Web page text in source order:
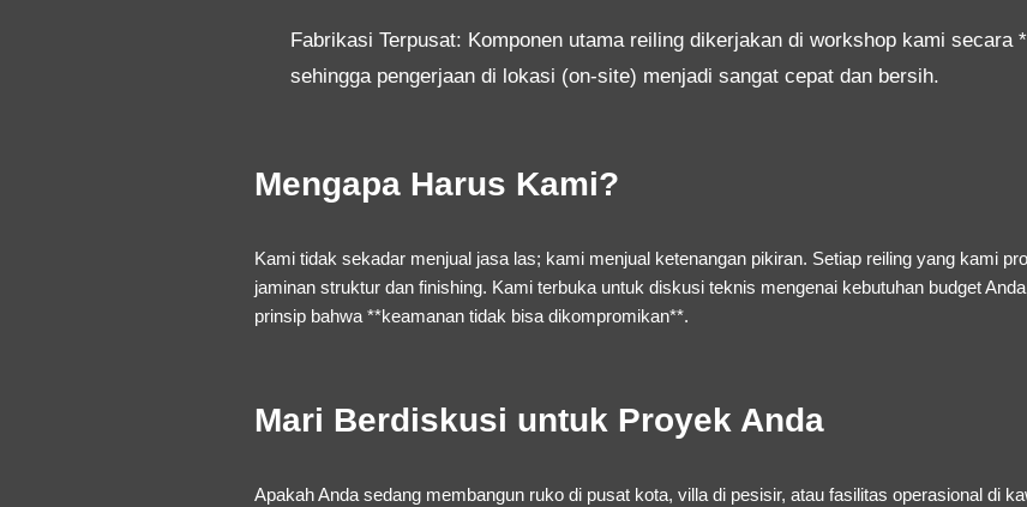
Fabrikasi Terpusat: Komponen utama reiling dikerjakan di workshop kami secara
sehingga pengerjaan di lokasi (on-site) menjadi sangat cepat dan bersih.
Mengapa Harus Kami?
Kami tidak sekadar menjual jasa las; kami menjual ketenangan pikiran. Setiap reiling yang kami
jaminan struktur dan finishing. Kami terbuka untuk diskusi teknis mengenai kebutuhan budget
prinsip bahwa **keamanan tidak bisa dikompromikan**.
Mari Berdiskusi untuk Proyek Anda
Apakah Anda sedang membangun ruko di pusat kota, villa di pesisir, atau fasilitas operasional di